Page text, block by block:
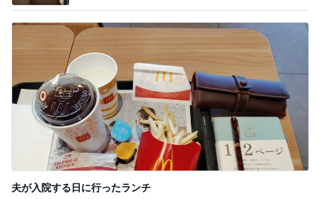
夫が入院する日に行ったランチ